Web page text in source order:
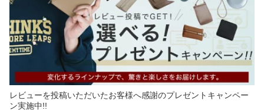
レビューを投稿いただいたお客様へ感謝のプレゼントキャンペー
ン実施中!!